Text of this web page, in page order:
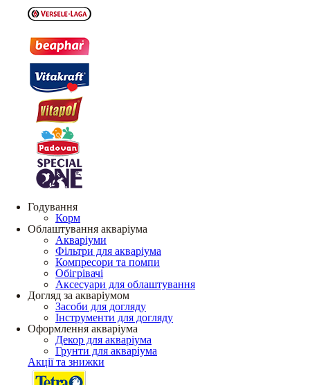
Годування
Корм
Облаштування акваріума
Акваріуми
Фільтри для акваріума
Компресори та помпи
Обігрівачі
Аксесуари для облаштування
Догляд за акваріумом
Засоби для догляду
Інструменти для догляду
Оформлення акваріума
Декор для акваріума
Грунти для акваріума
Акції та знижки